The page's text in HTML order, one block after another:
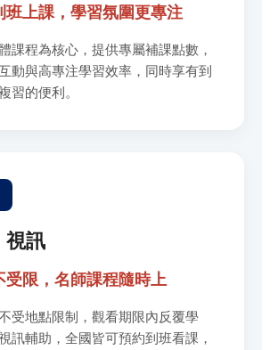
班上課，學習氛圍更專注
課程為核心，提供專屬補課點數，
動與高專注學習效率，同時享有到
習的便利。
視訊
受限，名師課程隨時上
受地點限制，觀看期限內反覆學
訊輔助，全國皆可預約到班看課，